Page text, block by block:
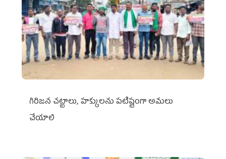
గిరిజన చట్టాలు, హక్కులను పటిష్టంగా అమలు
చేయాలి